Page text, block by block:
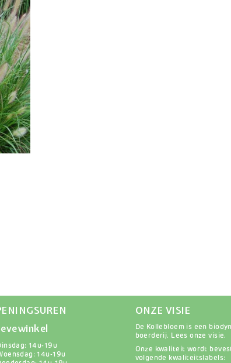
14u-19u
14u-19u
ONZE VISIE
De Kollebloem is een
boerderij. Lees onze visie.
Onze kwaliteit wordt
volgende kwaliteitslabels: